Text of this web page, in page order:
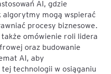
AI, gdzie
algorytmy mogą wspierać
procesy biznesowe.
omówienie roli lidera
oraz budowanie
AI, aby
technologii w osiąganiu